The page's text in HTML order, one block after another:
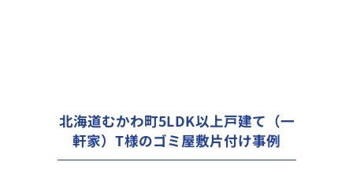
北海道むかわ町5LDK以上戸建て（一
軒家）T様のゴミ屋敷片付け事例